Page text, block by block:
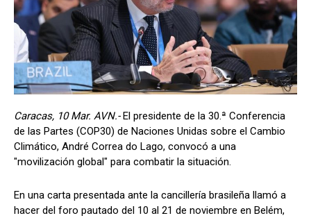
Caracas, 10 Mar. AVN.- El presidente de la 30.ª Conferencia
de las Partes (COP30) de Naciones Unidas sobre el Cambio
Climático, André Correa do Lago, convocó a una
"movilización global" para combatir la situación.
En una carta presentada ante la cancillería brasileña llamó a
hacer del foro pautado del 10 al 21 de noviembre en Belém,